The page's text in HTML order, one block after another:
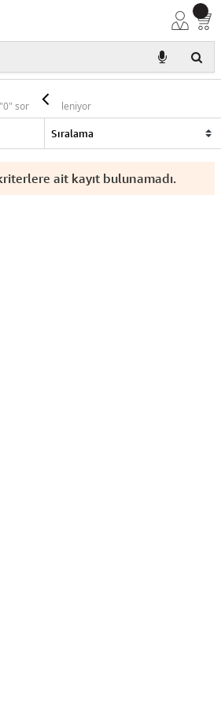
ERA
"0" sonuç listeleniyor
kriterlere ait kayıt bulunamadı.